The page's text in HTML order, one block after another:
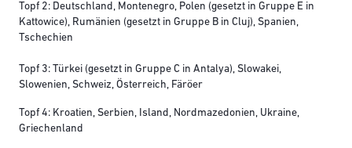
Topf 2: Deutschland, Montenegro, Polen (gesetzt in Gruppe E in
Kattowice), Rumänien (gesetzt in Gruppe B in Cluj), Spanien,
Tschechien
Topf 3: Türkei (gesetzt in Gruppe C in Antalya), Slowakei,
Slowenien, Schweiz, Österreich, Färöer
Topf 4: Kroatien, Serbien, Island, Nordmazedonien, Ukraine,
Griechenland